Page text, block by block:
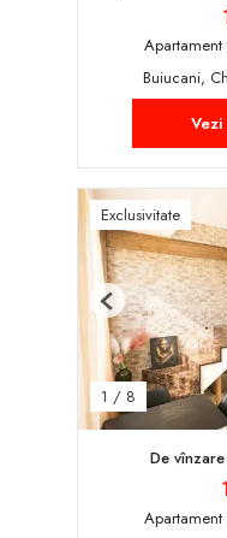
Buiucani,
Exclusivitate
1 / 8
Previous
De